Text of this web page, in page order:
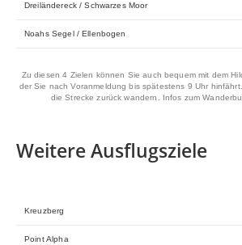
Dreiländereck / Schwarzes Moor
Noahs Segel / Ellenbogen
Zu diesen 4 Zielen können Sie auch bequem mit dem
der Sie nach Voranmeldung bis spätestens 9 Uhr
die Strecke zurück wandern. Infos zum
Weitere Ausflugsziele
Kreuzberg
Point Alpha